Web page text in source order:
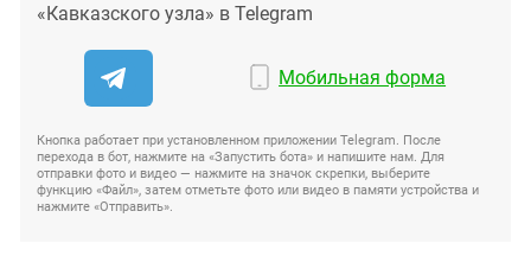
«Кавказского узла» в Telegram
Мобильная форма
Кнопка работает при установленном приложении Telegram. После
перехода в бот, нажмите на «Запустить бота» и напишите нам. Для
отправки фото и видео — нажмите на значок скрепки, выберите
функцию «Файл», затем отметьте фото или видео в памяти устройства и
нажмите «Отправить».